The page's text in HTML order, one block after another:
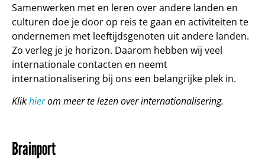
Samenwerken met en leren over andere landen en
culturen doe je door op reis te gaan en activiteiten te
ondernemen met leeftijdsgenoten uit andere landen.
Zo verleg je je horizon. Daarom hebben wij veel
internationale contacten en neemt
internationalisering bij ons een belangrijke plek in.
Klikhierom meer te lezen over internationalisering.
Brainport